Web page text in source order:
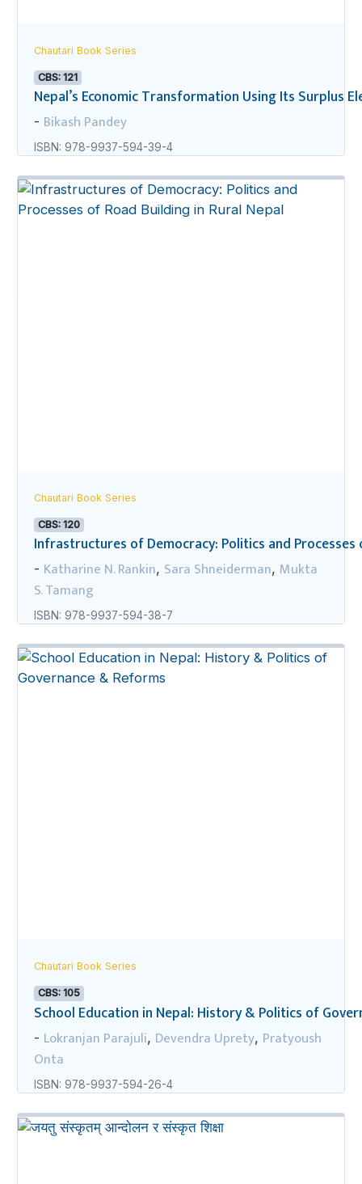
Chautari Book Series
CBS: 121
Nepal’s Economic Transformation Using Its Surplus
- Bikash Pandey
ISBN: 978-9937-594-39-4
Chautari Book Series
CBS: 120
Infrastructures of Democracy: Politics and Processes
- Katharine N. Rankin, Sara Shneiderman, Mukta
S. Tamang
ISBN: 978-9937-594-38-7
Chautari Book Series
CBS: 105
School Education in Nepal: History & Politics of
- Lokranjan Parajuli, Devendra Uprety, Pratyoush
Onta
ISBN: 978-9937-594-26-4